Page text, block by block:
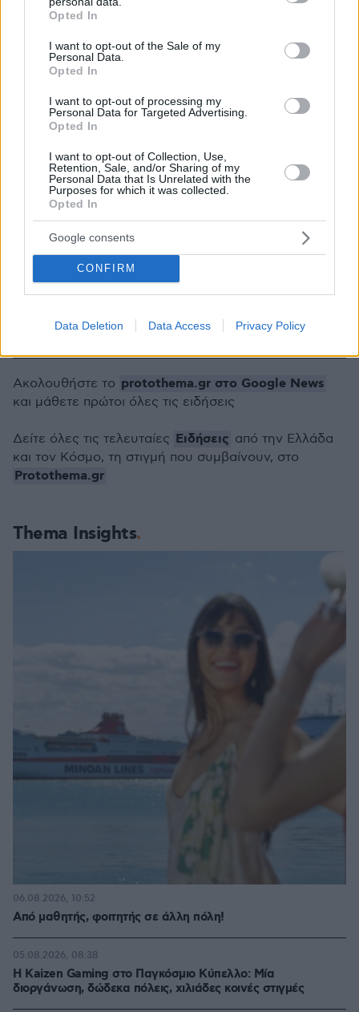
grant or deny consent to Google and its third-party tags to
use your data for below specified purposes in below Google
consent section.
Opted In
I want to opt-out of the Sale of my
Personal Data.
Opted In
I want to opt-out of processing my
Personal Data for Targeted Advertising.
Opted In
I want to opt-out of Collection, Use,
Retention, Sale, and/or Sharing of my
Personal Data that Is Unrelated with the
Purposes for which it was collected.
Opted In
Google consents
CONFIRM
Data Deletion Data Access Privacy Policy
Συνεχίζονται οι διαδηλώσεις στην Τουρκία: Ο
Ιμάμογλου βρίσκεται με το ένα πόδι στη
φυλακή, ενώ ο Ερντογάν έχει πάρει το μεγάλο
Δίκη Φιλιππίδη: «Είχε σχέσεις με πολλές
κοπέλες - Θα μπορούσε να είχε χάσει τον
αυτοέλεγχό του» κατέθεσε ο Μπιμπίλας
Πρώτη θέση στην... ταλαιπωρία: Επιβάτες
περιγράφουν την «Οδύσσειά» τους μετά το
θλιβερά»
Thema Insights
Από μαθητής, φοιτητής σε άλλη πόλη!
06.08.2026, 10:52
H Kaizen Gaming στο Παγκόσμιο Kύπελλο: Μία
διοργάνωση, δώδεκα πόλεις, χιλιάδες κοινές στιγμές
05.08.2026, 08:38
Ακολουθήστε το protothema.gr στο Google News
και μάθετε πρώτοι όλες τις ειδήσεις
Δείτε όλες τις τελευταίες Ειδήσεις από την Ελλάδα
και τον Κόσμο, τη στιγμή που συμβαίνουν, στο
Protothema.gr